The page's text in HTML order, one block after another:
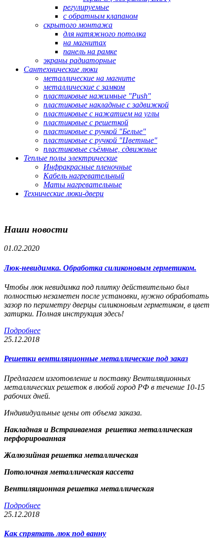
регулируемые
с обратным клапаном
скрытого монтажа
для натяжного потолка
на магнитах
панель на рамке
экраны радиаторные
Сантехнические люки
металлические на магните
металлические с замком
пластиковые нажимные "Push"
пластиковые накладные с задвижкой
пластиковые с нажатием на углы
пластиковые с решеткой
пластиковые с ручкой "Белые"
пластиковые с ручкой "Цветные"
пластиковые съёмные, сдвижные
Теплые полы электрические
Инфракрасные пленочные
Кабель нагревательный
Маты нагревательные
Технические люки-двери
Наши новости
01.02.2020
Люк-невидимка. Обработка силиконовым герметиком.
Чтобы люк невидимка под плитку действительно был
полностью незаметен после установки, нужно обработать
зазор по периметру дверцы силиконовым герметиком, в цвет
затирки. Полная инструкция здесь!
Подробнее
25.12.2018
Решетки вентиляционные металлические под заказ
Предлагаем изготовление и поставку Вентиляционных
металлических решеток в любой город РФ в течение 10-15
рабочих дней.
Индивидуальные цены от объема заказа.
Накладная и Встраиваемая решетка металлическая
перфорированная
Жалюзийная решетка металлическая
Потолочная металлическая кассета
Вентиляционная решетка металлическая
Подробнее
25.12.2018
Как спрятать люк под ванну